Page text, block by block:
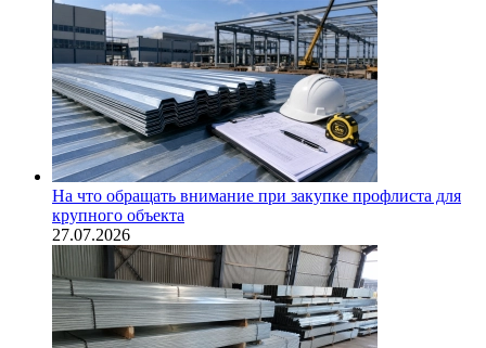
На что обращать внимание при закупке профлиста для
крупного объекта
27.07.2026